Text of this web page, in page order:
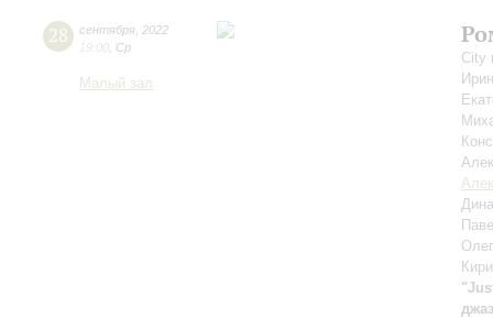
28 сентября 2022
19:00 Ср
Малый зал
City